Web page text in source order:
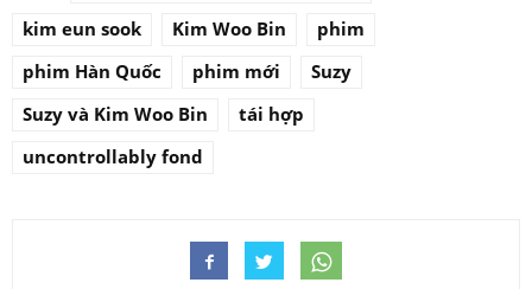
kim eun sook
Kim Woo Bin
phim
phim Hàn Quốc
phim mới
Suzy
Suzy và Kim Woo Bin
tái hợp
uncontrollably fond